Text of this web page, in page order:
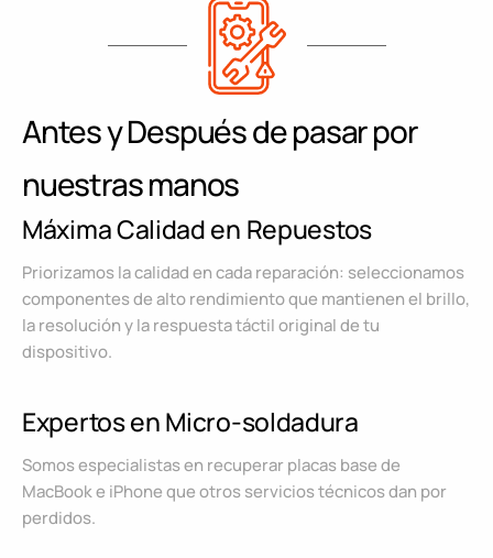
Antes y Después de pasar por
nuestras manos
Máxima Calidad en Repuestos
Priorizamos la calidad en cada reparación: seleccionamos
componentes de alto rendimiento que mantienen el brillo,
la resolución y la respuesta táctil original de tu
dispositivo.
Expertos en Micro-soldadura
Somos especialistas en recuperar placas base de
MacBook e iPhone que otros servicios técnicos dan por
perdidos.